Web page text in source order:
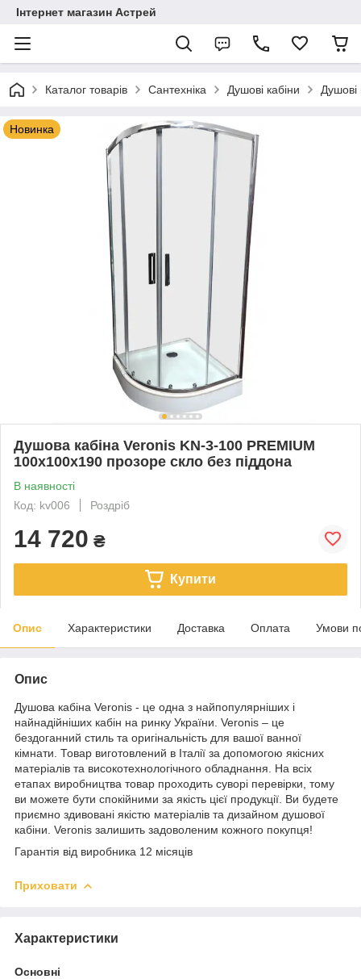
Інтернет магазин Астрей
Каталог товарів Сантехніка Душові кабіни Душові
Новинка
Душова кабіна Veronis KN-3-100 PREMIUM
100х100х190 прозоре скло без піддона
В наявності
Код: kv006
Роздріб
14 720 ₴
Купити
Опис Характеристики Доставка Оплата Умови
Опис
Душова кабіна Veronis - це одна з найпопулярніших і
найнадійніших кабін на ринку України. Veronis – це
бездоганний стиль та оригінальність для вашої ванної
кімнати. Товар виготовлений в Італії за допомогою якісних
матеріалів та високотехнологічного обладнання. На всіх
етапах виробництва товар проходить суворі перевірки, тому
ви можете бути спокійними за якість цієї продукції. Ви будете
приємно здивовані якістю матеріалів та дизайном душової
кабіни. Veronis залишить задоволеним кожного покупця!
Гарантія від виробника 12 місяців
Приховати
Характеристики
Основні